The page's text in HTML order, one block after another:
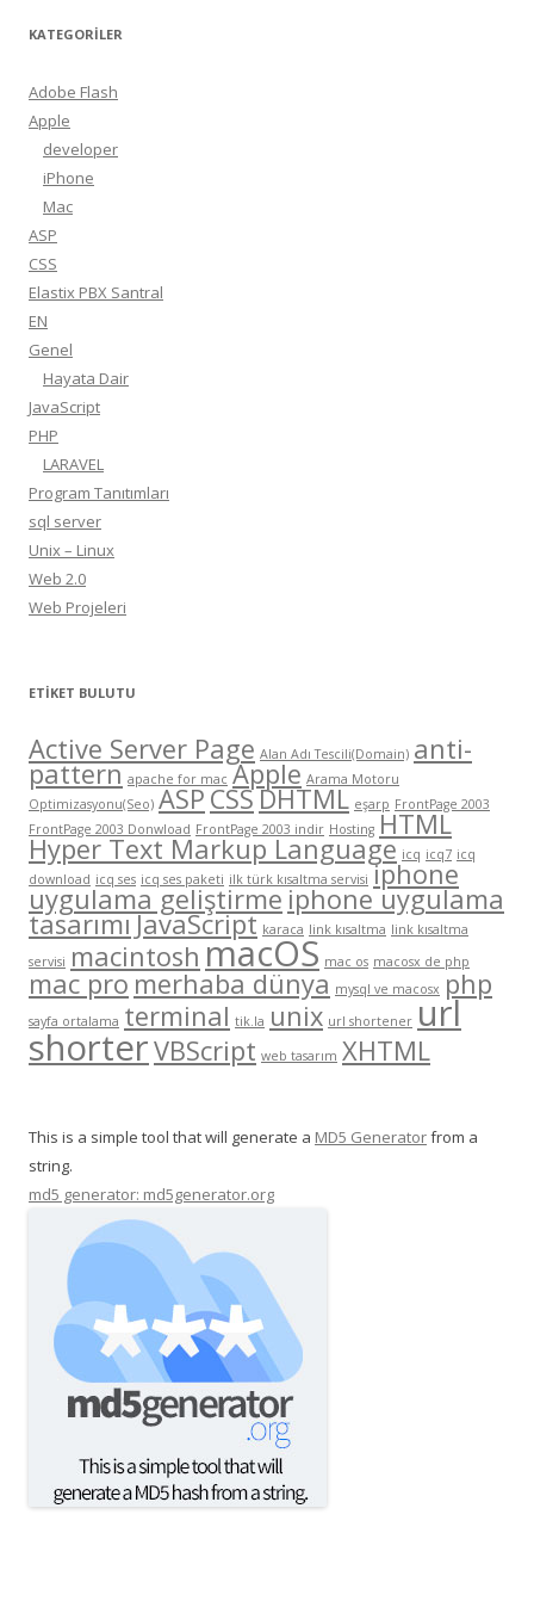
KATEGORILER
Adobe Flash
Apple
developer
iPhone
Mac
ASP
CSS
Elastix PBX Santral
EN
Genel
Hayata Dair
JavaScript
PHP
LARAVEL
Program Tanıtımları
sql server
Unix – Linux
Web 2.0
Web Projeleri
ETIKET BULUTU
Active Server Page Alan Adı Tescili(Domain) anti-
pattern apache for mac Apple Arama Motoru
Optimizasyonu(Seo) ASP CSSDHTML eşarp FrontPage 2003
FrontPage 2003 Donwload FrontPage 2003 indir Hosting HTML
Hyper Text Markup Language icq icq7 icq
download icq ses icq ses paketi ilk türk kısaltma servisi iphone
uygulama geliştirme iphone uygulama
tasarımıJavaScript karaca link kısaltma link kısaltma
servisi macintosh macOS mac os macosx de php
mac pro merhaba dünya mysql ve macosx php
sayfa ortalama terminal tik.la unix url shortener url
shorterVBScript web tasarım XHTML
This is a simple tool that will generate a MD5 Generatorfrom a
string.
md5 generator: md5generator.org